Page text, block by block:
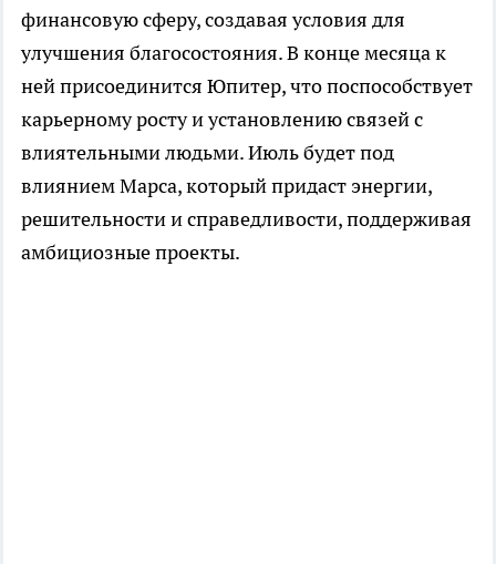
финансовую сферу, создавая условия для
улучшения благосостояния. В конце месяца к
ней присоединится Юпитер, что поспособствует
карьерному росту и установлению связей с
влиятельными людьми. Июль будет под
влиянием Марса, который придаст энергии,
решительности и справедливости, поддерживая
амбициозные проекты.